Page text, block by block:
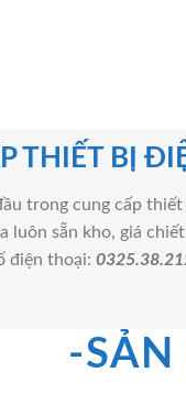
THIẾT BỊ
trong cung cấp
luôn sẵn kho, giá
điện thoại:
-